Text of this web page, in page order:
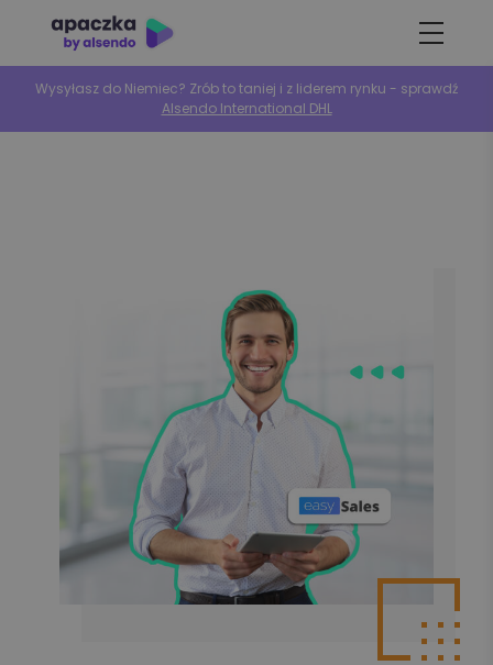
Wysyłasz do Niemiec? Zrób to taniej i z liderem rynku - sprawdź
Alsendo International DHL